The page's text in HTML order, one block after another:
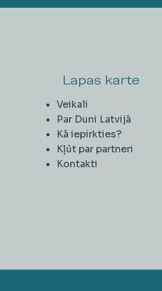
Lapas karte
Veikali
Par Duni Latvijā
Kā iepirkties?
Kļūt par partneri
Kontakti